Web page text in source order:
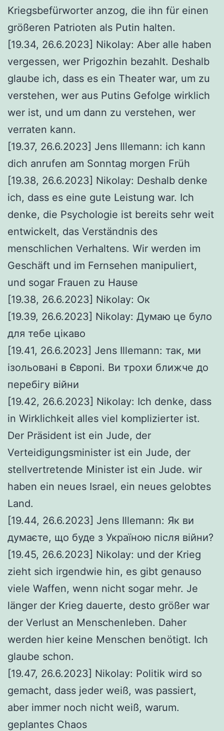
Kriegsbefürworter anzog, die ihn für einen
größeren Patrioten als Putin halten.
[19.34, 26.6.2023] Nikolay: Aber alle haben
vergessen, wer Prigozhin bezahlt. Deshalb
glaube ich, dass es ein Theater war, um zu
verstehen, wer aus Putins Gefolge wirklich
wer ist, und um dann zu verstehen, wer
verraten kann.
[19.37, 26.6.2023] Jens Illemann: ich kann
dich anrufen am Sonntag morgen Früh
[19.38, 26.6.2023] Nikolay: Deshalb denke
ich, dass es eine gute Leistung war. Ich
denke, die Psychologie ist bereits sehr weit
entwickelt, das Verständnis des
menschlichen Verhaltens. Wir werden im
Geschäft und im Fernsehen manipuliert,
und sogar Frauen zu Hause
[19.38, 26.6.2023] Nikolay: Ок
[19.39, 26.6.2023] Nikolay: Думаю це було
для тебе цікаво
[19.41, 26.6.2023] Jens Illemann: так, ми
ізольовані в Європі. Ви трохи ближче до
перебігу війни
[19.42, 26.6.2023] Nikolay: Ich denke, dass
in Wirklichkeit alles viel komplizierter ist.
Der Präsident ist ein Jude, der
Verteidigungsminister ist ein Jude, der
stellvertretende Minister ist ein Jude. wir
haben ein neues Israel, ein neues gelobtes
Land.
[19.44, 26.6.2023] Jens Illemann: Як ви
думаєте, що буде з Україною після війни?
[19.45, 26.6.2023] Nikolay: und der Krieg
zieht sich irgendwie hin, es gibt genauso
viele Waffen, wenn nicht sogar mehr. Je
länger der Krieg dauerte, desto größer war
der Verlust an Menschenleben. Daher
werden hier keine Menschen benötigt. Ich
glaube schon.
[19.47, 26.6.2023] Nikolay: Politik wird so
gemacht, dass jeder weiß, was passiert,
aber immer noch nicht weiß, warum.
geplantes Chaos